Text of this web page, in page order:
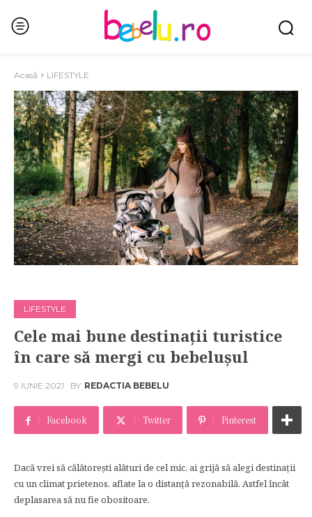
Acasă LIFESTYLE
LIFESTYLE
Cele mai bune destinaţii turistice
în care să mergi cu bebeluşul
9 IUNIE 2021 BY REDACTIA BEBELU
Facebook Twitter Pinterest
Dacă vrei să călătoreşti alături de cel mic, ai grijă să alegi destinaţii
cu un climat prietenos, aflate la o distanţă rezonabilă. Astfel încât
deplasarea să nu fie obositoare.